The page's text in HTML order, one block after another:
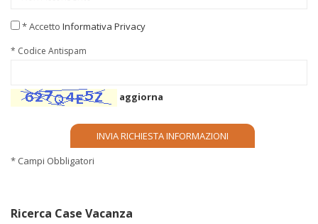
* Accetto Informativa Privacy
* Codice Antispam
aggiorna
* Campi Obbligatori
Ricerca Case Vacanza